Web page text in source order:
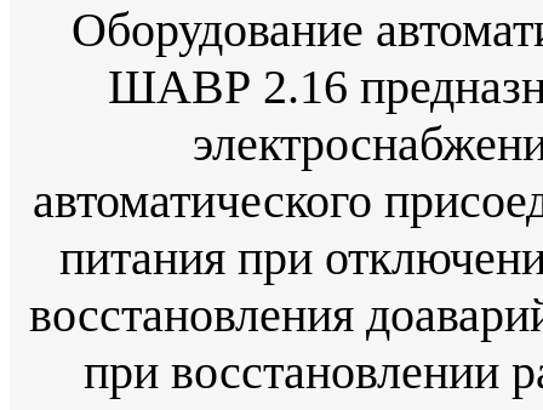
Оборудование
ШАВР 2.16
автоматического
питания при
восстановления
при восстановлении